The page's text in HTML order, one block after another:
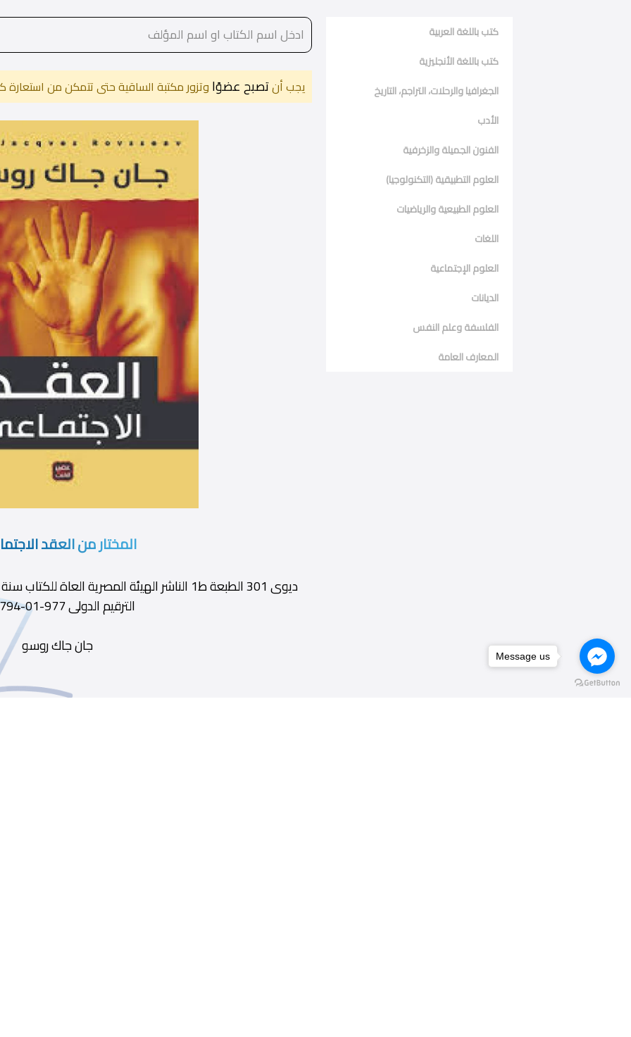
كتب باللغة العربية
كتب باللغة الأنجليزية
الجغرافيا والرحلات، التراجم، التاريخ
الأدب
الفنون الجميلة والزخرفية
العلوم التطبيقية (التكنولوجيا)
العلوم الطبيعية والرياضيات
اللغات
العلوم الإجتماعية
الديانات
الفلسفة وعلم النفس
المعارف العامة
يجب أنتصبح عضوًا وتزور مكتبة الساقية حتى تتمكن من استعارة
المختار من العقد
الترقيم الدولى 977-01-9794-0
جان جاك روسو
Message us